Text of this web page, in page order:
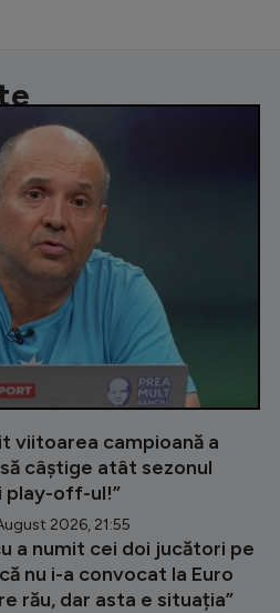
viitoarea campioană a
câștige atât sezonul
play-off-ul!”
2026, 21:55
a numit cei doi jucători pe
nu i-a convocat la Euro
rău, dar asta e situația”